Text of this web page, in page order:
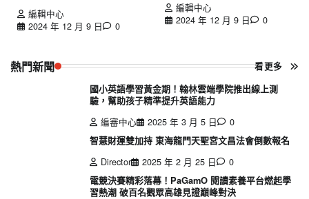
編輯中心
2024 年 12 月 9 日
0
編輯中心
2024 年 12 月 9 日
0
熱門新聞 看更多
國小英語學習黃金期！翰林雲端學院推出線上測
驗，幫助孩子精準提升英語能力
編審中心
2025 年 3 月 5 日
0
智慧財運雙加持 東海龍門天聖宮文昌法會倒數報名
Director
2025 年 2 月 25 日
0
電競決賽精彩落幕！PaGamO 閱讀素養平台燃起學
習熱潮 破百名觀眾高雄見證巔峰對決